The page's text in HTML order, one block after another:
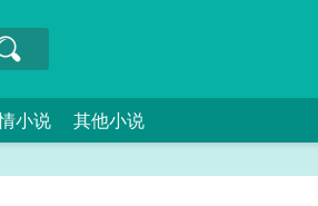
小说 其他小说